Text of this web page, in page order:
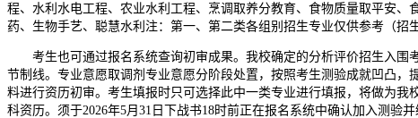
程、水利水电工程、农业水利工程、烹调取养分教育、食物质量取平安
药、生物手艺、聪慧水利注：第一、第二类各组别招生专业仅供参考（
考生也可通过报名系统查询初审成果。我校确定的分析评价招生入围
节制线。专业意愿取调剂专业意愿分阶段处置，按照考生测验成就凹凸
料进行资历初审。考生填报时只可选择此中一类专业进行填报，将做为
科资历。须于2026年5月31日下战书18时前正在报名系统中确认加入测验